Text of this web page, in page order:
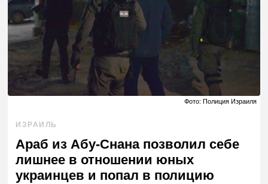
Фото: Полиция Израиля
ИЗРАИЛЬ
Араб из Абу-Снана позволил себе
лишнее в отношении юных
украинцев и попал в полицию